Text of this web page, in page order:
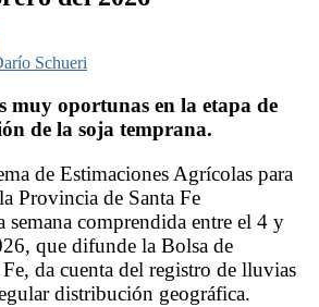
Schueri
muy oportunas en la etapa de
de la soja temprana.
de Estimaciones Agrícolas para
Provincia de Santa Fe
semana comprendida entre el 4 y
que difunde la Bolsa de
da cuenta del registro de lluvias
distribución geográfica.